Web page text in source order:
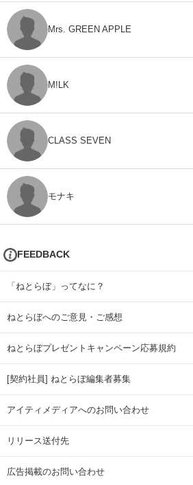
Mrs. GREEN APPLE
M!LK
CLASS SEVEN
モナキ
FEEDBACK
「ねとらぼ」ってなに？
ねとらぼへのご意見・ご感想
ねとらぼプレゼントキャンペーン応募規約
[契約社員] ねとらぼ編集者募集
アイティメディアへのお問い合わせ
リリース送付先
広告掲載のお問い合わせ